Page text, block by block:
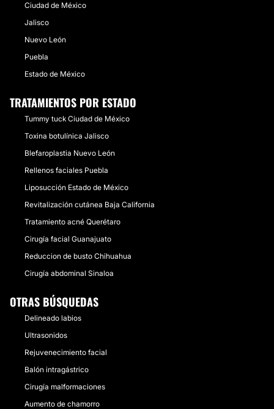
Ciudad de México
Jalisco
Nuevo León
Puebla
Estado de México
TRATAMIENTOS POR ESTADO
Tummy tuck Ciudad de México
Toxina botulínica Jalisco
Blefaroplastia Nuevo León
Rellenos faciales Puebla
Liposucción Estado de México
Revitalización cutánea Baja California
Tratamiento acné Querétaro
Cirugía facial Guanajuato
Reduccion de busto Chihuahua
Cirugía abdominal Sinaloa
OTRAS BÚSQUEDAS
Delineado labios
Ultrasonidos
Rejuvenecimiento facial
Balón intragástrico
Cirugía malformaciones
Aumento de chamorro